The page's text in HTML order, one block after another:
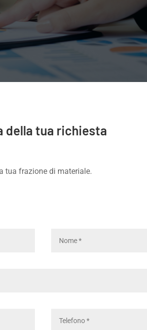
della tua richiesta
tua frazione di materiale.